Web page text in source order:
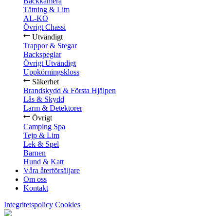
Tätning & Lim
AL-KO
Övrigt Chassi
Utvändigt
Trappor & Stegar
Backspeglar
Övrigt Utvändigt
Uppkörningskloss
Säkerhet
Brandskydd & Första Hjälpen
Lås & Skydd
Larm & Detektorer
Övrigt
Camping Spa
Tejp & Lim
Lek & Spel
Barnen
Hund & Katt
Våra återförsäljare
Om oss
Kontakt
Integritetspolicy Cookies